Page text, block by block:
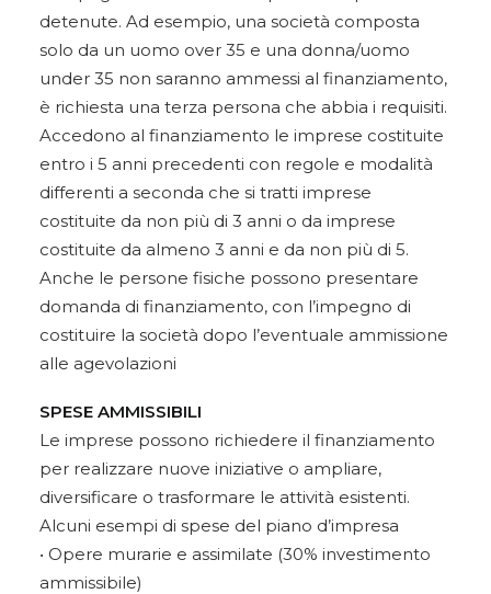
detenute. Ad esempio, una società composta
solo da un uomo over 35 e una donna/uomo
under 35 non saranno ammessi al finanziamento,
è richiesta una terza persona che abbia i requisiti.
Accedono al finanziamento le imprese costituite
entro i 5 anni precedenti con regole e modalità
differenti a seconda che si tratti imprese
costituite da non più di 3 anni o da imprese
costituite da almeno 3 anni e da non più di 5.
Anche le persone fisiche possono presentare
domanda di finanziamento, con l’impegno di
costituire la società dopo l’eventuale ammissione
alle agevolazioni
SPESE AMMISSIBILI
Le imprese possono richiedere il finanziamento
per realizzare nuove iniziative o ampliare,
diversificare o trasformare le attività esistenti.
Alcuni esempi di spese del piano d’impresa
• Opere murarie e assimilate (30% investimento
ammissibile)